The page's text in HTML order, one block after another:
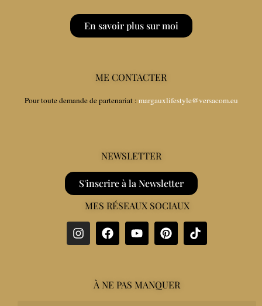
En savoir plus sur moi
ME CONTACTER
Pour toute demande de partenariat : margauxlifestyle@versacom.eu
NEWSLETTER
S'inscrire à la Newsletter
MES RÉSEAUX SOCIAUX
À NE PAS MANQUER